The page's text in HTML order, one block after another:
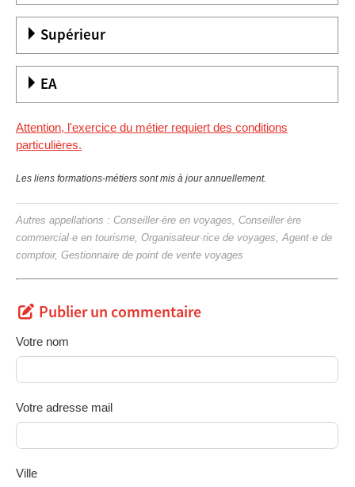
Supérieur
EA
Attention, l'exercice du métier requiert des conditions
particulières.
Les liens formations-métiers sont mis à jour annuellement.
Autres appellations : Conseiller·ère en voyages, Conseiller·ère
commercial·e en tourisme, Organisateur·rice de voyages, Agent·e de
comptoir, Gestionnaire de point de vente voyages
Publier un commentaire
Votre nom
Votre adresse mail
Ville